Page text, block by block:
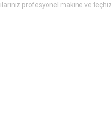
profesyonel makine ve